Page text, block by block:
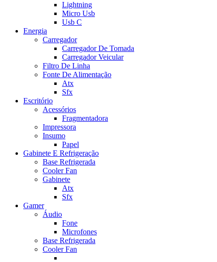
Lightning
Micro Usb
Usb C
Energia
Carregador
Carregador De Tomada
Carregador Veicular
Filtro De Linha
Fonte De Alimentação
Atx
Sfx
Escritório
Acessórios
Fragmentadora
Impressora
Insumo
Papel
Gabinete E Refrigeração
Base Refrigerada
Cooler Fan
Gabinete
Atx
Sfx
Gamer
Áudio
Fone
Microfones
Base Refrigerada
Cooler Fan